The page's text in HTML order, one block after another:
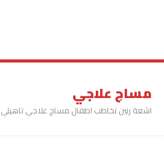
مساج علاجي
اشعة رنين تخاطب اطفال مساج علاجي تاهيلي